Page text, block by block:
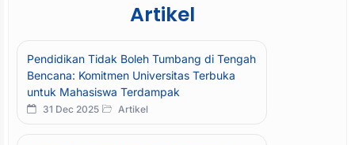
Artikel
Pendidikan Tidak Boleh Tumbang di Tengah
Bencana: Komitmen Universitas Terbuka
untuk Mahasiswa Terdampak
31 Dec 2025 Artikel